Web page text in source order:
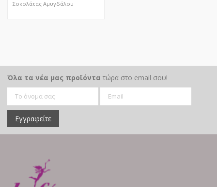
Σοκολάτας Αμυγδάλου
Όλα τα νέα μας προϊόντα τώρα στο email σου!
Εγγραφείτε